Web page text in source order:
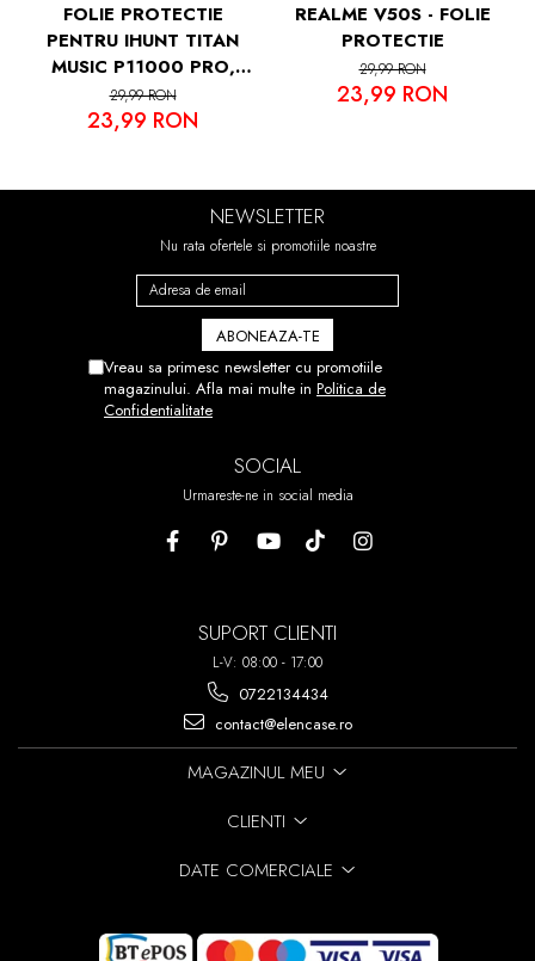
FOLIE PROTECTIE
PENTRU IHUNT TITAN
MUSIC P11000 PRO,
VDOO
29,99 RON
23,99 RON
REALME V50S - FOLIE
PROTECTIE
29,99 RON
23,99 RON
NEWSLETTER
Nu rata ofertele si promotiile noastre
Vreau sa primesc newsletter cu promotiile
magazinului. Afla mai multe in Politica de
Confidentialitate
SOCIAL
Urmareste-ne in social media
SUPORT CLIENTI
L-V: 08:00 - 17:00
0722134434
contact@elencase.ro
MAGAZINUL MEU
CLIENTI
DATE COMERCIALE